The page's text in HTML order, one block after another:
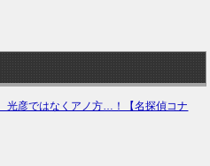
光彦ではなくアノ方…！【名探偵コナ